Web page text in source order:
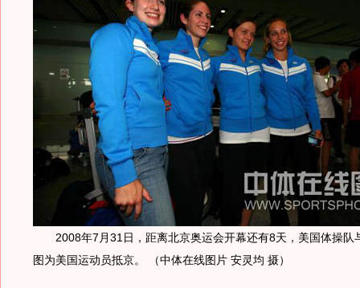
2008年7月31日，距离北京奥运会开幕还有8天，美国体操队
图为美国运动员抵京。 （中体在线图片 安灵均 摄）